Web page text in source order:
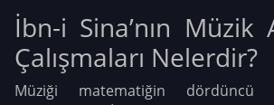
İbn-i Sina’nın Müzik
Çalışmaları Nelerdir?
Müziği matematiğin dördüncü